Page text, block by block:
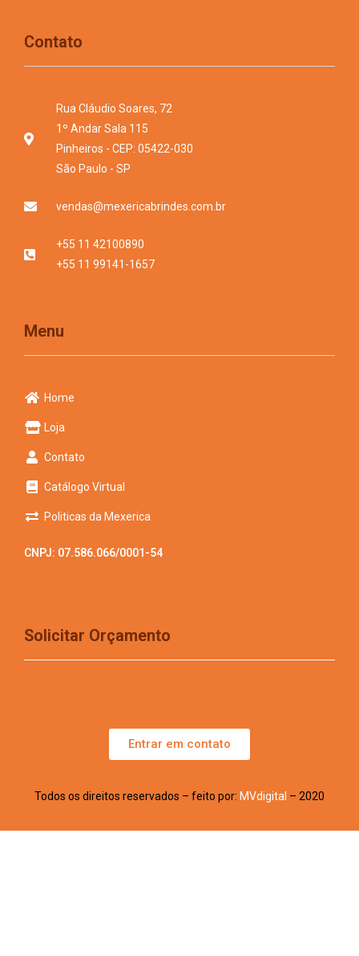
Contato
Rua Cláudio Soares, 72
1º Andar Sala 115
Pinheiros - CEP: 05422-030
São Paulo - SP
vendas@mexericabrindes.com.br
+55 11 42100890
+55 11 99141-1657
Menu
Home
Loja
Contato
Catálogo Virtual
Politicas da Mexerica
CNPJ: 07.586.066/0001-54
Solicitar Orçamento
Entrar em contato
Todos os direitos reservados – feito por: MVdigital – 2020